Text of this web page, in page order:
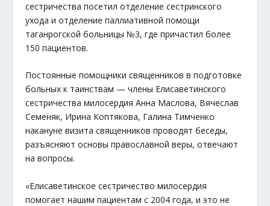
сестричества посетил отделение сестринского
ухода и отделение паллиативной помощи
таганрогской больницы №3, где причастил более
150 пациентов.
Постоянные помощники священников в подготовке
больных к таинствам — члены Елисаветинского
сестричества милосердия Анна Маслова, Вячеслав
Семеняк, Ирина Коптякова, Галина Тимченко
накануне визита священников проводят беседы,
разъясняют основы православной веры, отвечают
на вопросы.
«Елисаветинское сестричество милосердия
помогает нашим пациентам с 2004 года, и это не